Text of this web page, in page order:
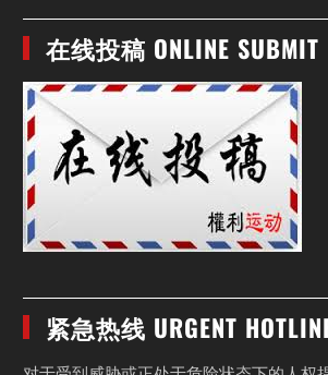
在线投稿 ONLINE SUBMIT
紧急热线 URGENT